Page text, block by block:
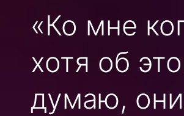
«Ко мне
хотя об
думаю,